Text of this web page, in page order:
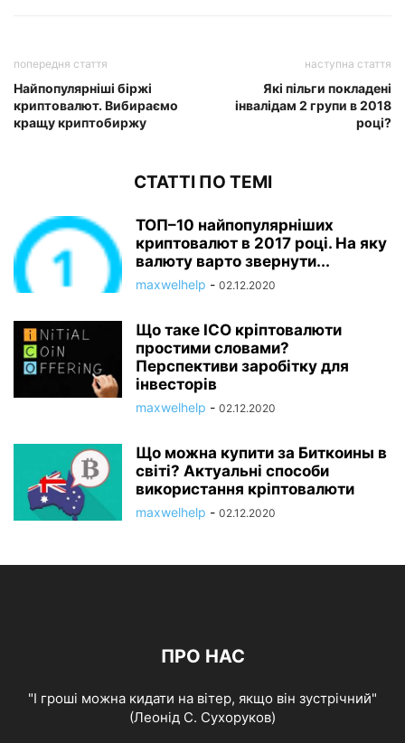
попередня стаття
Найпопулярніші біржі
криптовалют. Вибираємо
кращу криптобиржу
наступна стаття
Які пільги покладені
інвалідам 2 групи в 2018
році?
СТАТТІ ПО ТЕМІ
ТОП–10 найпопулярніших
криптовалют в 2017 році. На яку
валюту варто звернути...
maxwelhelp - 02.12.2020
Що таке ICO кріптовалюти
простими словами?
Перспективи заробітку для
інвесторів
maxwelhelp - 02.12.2020
Що можна купити за Биткоины в
світі? Актуальні способи
використання кріптовалюти
maxwelhelp - 02.12.2020
ПРО НАС
"І гроші можна кидати на вітер, якщо він зустрічний"
(Леонід С. Сухоруков)